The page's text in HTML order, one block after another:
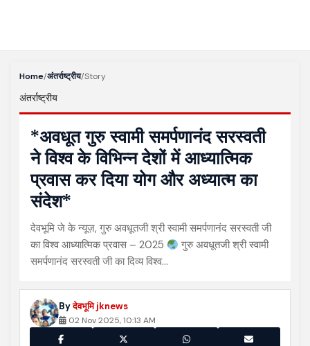
Home/अंतर्राष्ट्रीय/Story
अंतर्राष्ट्रीय
*अवधूत गुरु स्वामी समर्पणानंद सरस्वती
ने विश्व के विभिन्न देशों में आध्यात्मिक
प्रवास कर दिया योग और अध्यात्म का
संदेश*
देवभूमि जे के न्यूज़, गुरु अवधूतजी श्री स्वामी समर्पणानंद सरस्वती जी
का विश्व आध्यात्मिक प्रवास – 2025
गुरु अवधूतजी श्री स्वामी
समर्पणानंद सरस्वती जी का दिव्य विश्व…
Byदेवभूमि jknews
02 Nov 2025, 10:13 AM